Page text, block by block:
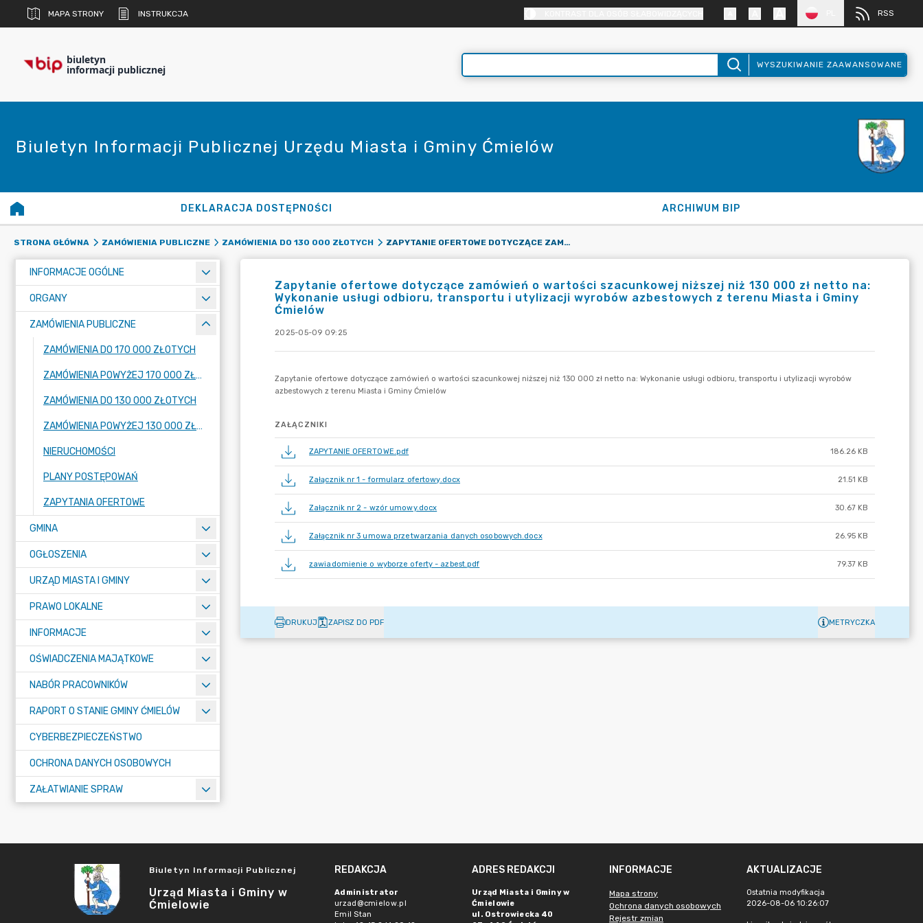
MAPA STRONY INSTRUKCJA RSS
biuletyn
informacji publicznej WYSZUKIWANIE ZAAWANSOWANE
Biuletyn Informacji Publicznej Urzędu Miasta i Gminy Ćmielów
DEKLARACJA DOSTĘPNOŚCI ARCHIWUM BIP
STRONA GŁÓWNA ZAMÓWIENIA PUBLICZNE ZAMÓWIENIA DO 130 000 ZŁOTYCH ZAPYTANIE OFERTOWE DOTYCZĄCE ZAMÓWIEŃ O WARTOŚCI SZACUNKOWEJ NIŻSZEJ NIŻ 130 000 ZŁ NETTO NA: WYKONANIE USŁUGI ODBIORU, TRANSPORTU I UTYLIZACJI WYROBÓW AZBESTOWYCH Z TERENU MIASTA I GMINY ĆMIELÓW
INFORMACJE OGÓLNE
ORGANY
ZAMÓWIENIA PUBLICZNE
ZAMÓWIENIA DO 170 000 ZŁOTYCH
ZAMÓWIENIA POWYŻEJ 170 000 ZŁOTYCH
ZAMÓWIENIA DO 130 000 ZŁOTYCH
ZAMÓWIENIA POWYŻEJ 130 000 ZŁOTYCH
NIERUCHOMOŚCI
PLANY POSTĘPOWAŃ
ZAPYTANIA OFERTOWE
GMINA
OGŁOSZENIA
URZĄD MIASTA I GMINY
PRAWO LOKALNE
INFORMACJE
OŚWIADCZENIA MAJĄTKOWE
NABÓR PRACOWNIKÓW
RAPORT O STANIE GMINY ĆMIELÓW
CYBERBEZPIECZEŃSTWO
OCHRONA DANYCH OSOBOWYCH
ZAŁATWIANIE SPRAW
Zapytanie ofertowe dotyczące zamówień o wartości szacunkowej niższej niż 130 000 zł netto na:
Wykonanie usługi odbioru, transportu i utylizacji wyrobów azbestowych z terenu Miasta i Gminy
Ćmielów
2025-05-09 09:25
ZAŁĄCZNIKI
ZAPYTANIE OFERTOWE.pdf 186.26 KB
Załącznik nr 1 - formularz ofertowy.docx 21.51 KB
Załącznik nr 2 - wzór umowy.docx 30.67 KB
Załącznik nr 3 umowa przetwarzania danych osobowych.docx 26.95 KB
zawiadomienie o wyborze oferty - azbest.pdf 79.37 KB
DRUKUJ ZAPISZ DO PDF METRYCZKA
Biuletyn Informacji Publicznej
Urząd Miasta i Gminy w
Ćmielowie
REDAKCJA
Administrator
urzad@cmielow.pl
Emil Stan
ADRES REDAKCJI
Urząd Miasta i Gminy w
Ćmielowie
ul. Ostrowiecka 40
INFORMACJE
Mapa strony
Ochrona danych osobowych
Rejestr zmian
AKTUALIZACJE
Ostatnia modyfikacja
2026-08-06 10:26:07